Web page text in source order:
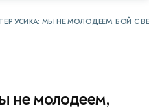
УСИКА: МЫ НЕ МОЛОДЕЕМ, БОЙ С
не молодеем,